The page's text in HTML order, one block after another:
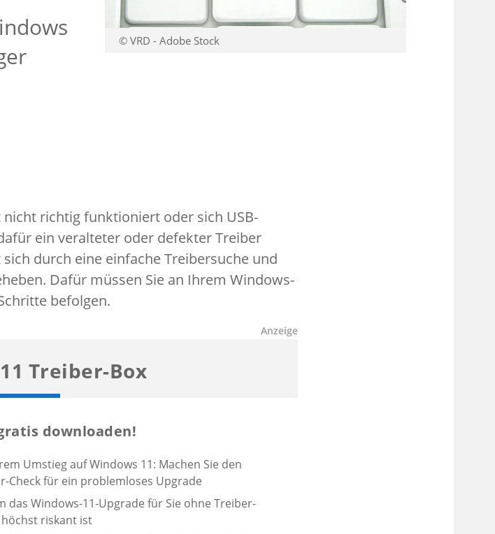
© VRD - Adobe Stock
richtig funktioniert oder sich USB-
ein veralteter oder defekter Treiber
durch eine einfache Treibersuche und
Dafür müssen Sie an Ihrem Windows-
befolgen.